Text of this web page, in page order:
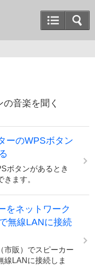
音楽を聞く
ーのWPSボタン
ボタンがあるとき
ます。
をネットワーク
無線LANに接続
市販）でスピーカー
線LANに接続しま